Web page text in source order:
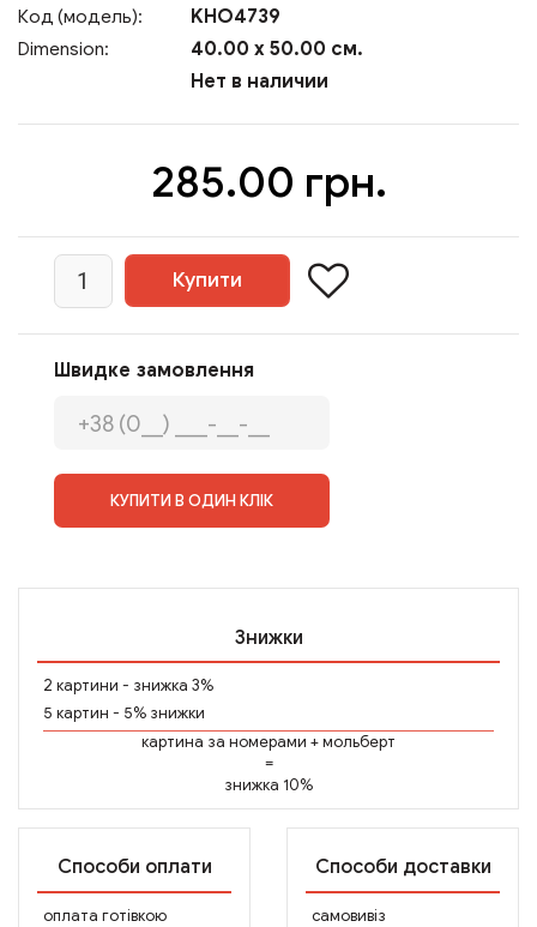
Код (модель): KHO4739
Dimension:
40.00 x 50.00 см.
Нет в наличии
285.00 грн.
Швидке замовлення
КУПИТИ В ОДИН КЛІК
Знижки
2 картини - знижка 3%
5 картин - 5% знижки
картина за номерами +мольберт
=
знижка 10%
Способи оплати
оплата готівкою
Способи доставки
самовивіз